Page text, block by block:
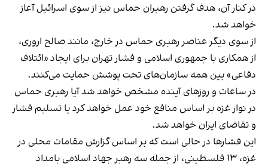
در کنار آن، هدف گرفتن رهبران حماس نیز از سوی اسرائیل آغاز
خواهد شد.
از سوی دیگر عناصر رهبری حماس در خارج، مانند صالح اروری،
از همکاری با جمهوری اسلامی و فشار تهران برای ایجاد «ائتلاف
دفاعی» بین همه سازمان‌های تحت پوشش حمایت می‌کنند.
در ساعات و روزهای آینده مشخص خواهد شد آیا رهبری حماس
در نوار غزه بر اساس منافع خود عمل خواهد کرد یا تسلیم فشار
و تقاضای ایران خواهد شد.
این فشارها در حالی است که بر اساس گزارش‌ مقامات محلی در
غزه، ۱۳ فلسطینی، از جمله سه رهبر جهاد اسلامی بامداد